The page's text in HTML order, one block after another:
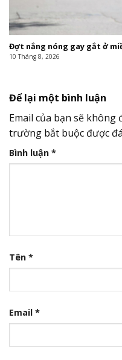
Đợt nắng nóng gay gắt ở
10 Tháng 8, 2026
Để lại một bình luận
Email của bạn sẽ không
trường bắt buộc được
Bình luận *
Tên *
Email *